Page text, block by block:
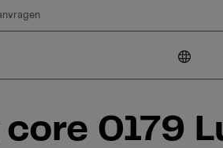
0179